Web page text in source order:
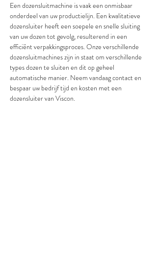
Een dozensluitmachine is vaak een onmisbaar
onderdeel van uw productielijn. Een kwalitatieve
dozensluiter heeft een soepele en snelle sluiting
van uw dozen tot gevolg, resulterend in een
efficiënt verpakkingsproces. Onze verschillende
dozensluitmachines zijn in staat om verschillende
types dozen te sluiten en dit op geheel
automatische manier. Neem vandaag contact en
bespaar uw bedrijf tijd en kosten met een
dozensluiter van Viscon.